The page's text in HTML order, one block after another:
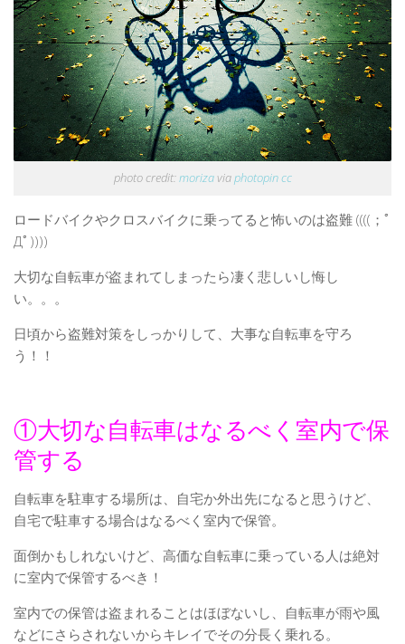
photo credit:morizaviaphotopincc
ロードバイクやクロスバイクに乗ってると怖いのは盗難 ((((；ﾟ
Дﾟ))))
大切な自転車が盗まれてしまったら凄く悲しいし悔し
い。。。
日頃から盗難対策をしっかりして、大事な自転車を守ろ
う！！
①大切な自転車はなるべく室内で保
管する
自転車を駐車する場所は、自宅か外出先になると思うけど、
自宅で駐車する場合はなるべく室内で保管。
面倒かもしれないけど、高価な自転車に乗っている人は絶対
に室内で保管するべき！
室内での保管は盗まれることはほぼないし、自転車が雨や風
などにさらされないからキレイでその分長く乗れる。